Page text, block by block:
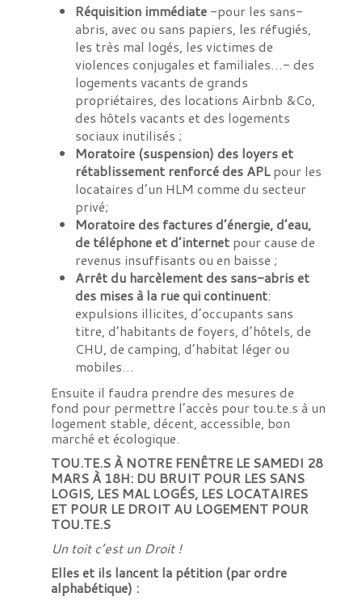
Réquisition immédiate-pour les sans-
abris, avec ou sans papiers, les réfugiés,
les très mal logés, les victimes de
violences conjugales et familiales…- des
logements vacants de grands
propriétaires, des locations Airbnb &Co,
des hôtels vacants et des logements
sociaux inutilisés ;
Moratoire (suspension) des loyers et
rétablissement renforcé des APLpour les
locataires d’un HLM comme du secteur
privé;
Moratoire des factures d’énergie, d’eau,
de téléphone et d’internetpour cause de
revenus insuffisants ou en baisse ;
Arrêt du harcèlement des sans-abris et
des mises à la ruequi continuent:
expulsions illicites, d’occupants sans
titre, d’habitants de foyers, d’hôtels, de
CHU, de camping, d’habitat léger ou
mobiles…
Ensuite il faudra prendre des mesures de
fond pour permettre l’accès pour tou.te.s à un
logement stable, décent, accessible, bon
marché et écologique.
TOU.TE.S À NOTRE FENÊTRE LE SAMEDI 28
MARS À 18H: DU BRUIT POUR LES SANS
LOGIS, LES MAL LOGÉS, LES LOCATAIRES
ET POUR LE DROIT AU LOGEMENT POUR
TOU.TE.S
Un toit c’est un Droit !
Elles et ils lancent la pétition (par ordre
alphabétique) :